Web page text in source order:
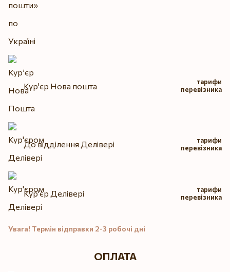
Кур'єр Нова пошта
тарифи
перевізника
До відділення Делівері
тарифи
перевізника
Кур'єр Делівері
тарифи
перевізника
Увага! Термін відправки 2-3 робочі дні
ОПЛАТА